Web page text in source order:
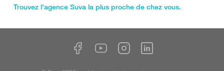
Trouvez l'agence Suva la plus proche de chez vous.